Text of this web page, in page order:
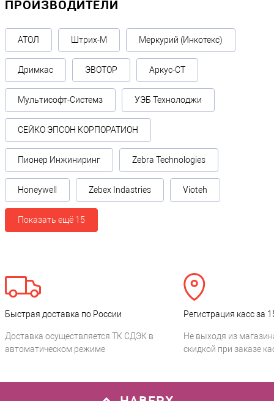
ПРОИЗВОДИТЕЛИ
АТОЛ Штрих-М Меркурий (Инкотекс)
Дримкас ЭВОТОР Аркус-СТ
Мультисофт-Системз УЭБ Технолоджи
СЕЙКО ЭПСОН КОРПОРАТИОН
Пионер Инжиниринг Zebra Technologies
Honeywell Zebex Indastries Vioteh
Показать ещё 15
Быстрая доставка по России
Доставка осуществляется ТК СДЭК в
автоматическом режиме
Регистрация касс за
Не выходя из
скидкой при заказе